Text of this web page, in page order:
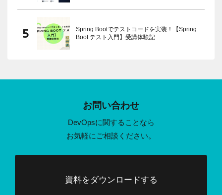
Spring Bootでテストコードを実装！【Spring
Boot テスト入門】受講体験記
お問い合わせ
DevOpsに関することなら
お気軽にご相談ください。
資料をダウンロードする